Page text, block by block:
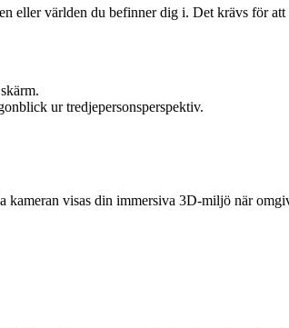
eller världen du befinner dig i. Det krävs för
ur tredjepersonsperspektiv.
visas din immersiva 3D-miljö när